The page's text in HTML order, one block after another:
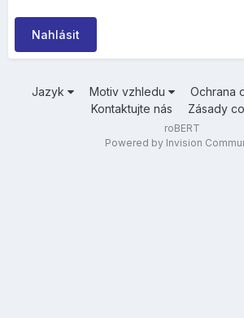
Nahlásit
Jazyk Motiv vzhledu
Ochrana
Kontaktujte nás
Zásady
roBERT
Powered by Invision